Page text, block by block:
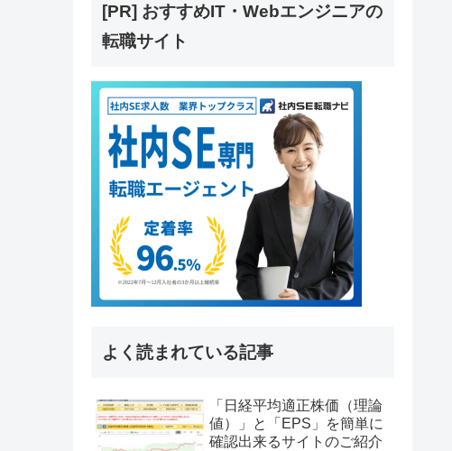
[PR] おすすめIT・Webエンジニアの
転職サイト
よく読まれている記事
「日経平均適正株価（理論
値）」と「EPS」を簡単に
確認出来るサイトのご紹介